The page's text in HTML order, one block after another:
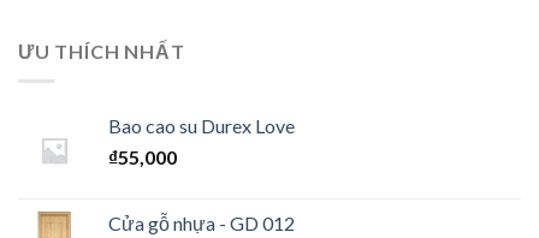
ƯU THÍCH NHẤT
Bao cao su Durex Love
₫55,000
Cửa gỗ nhựa - GD 012